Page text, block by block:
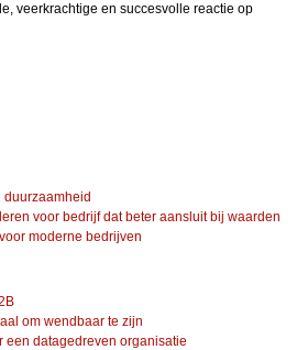
veerkrachtige en succesvolle reactie op
duurzaamheid
voor bedrijf dat beter aansluit bij waarden
moderne bedrijven
om wendbaar te zijn
een datagedreven organisatie